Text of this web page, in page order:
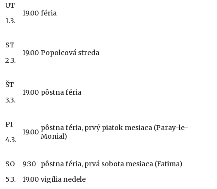
UT
1.3.
19.00 féria
ST
2.3.
19.00 Popolcová streda
ŠT
3.3.
19.00 pôstna féria
PI
4.3.
19.00 pôstna féria, prvý piatok mesiaca (Paray-le-
Monial)
SO
5.3.
9:30
19.00
pôstna féria, prvá sobota mesiaca (Fatima)
vigília nedele